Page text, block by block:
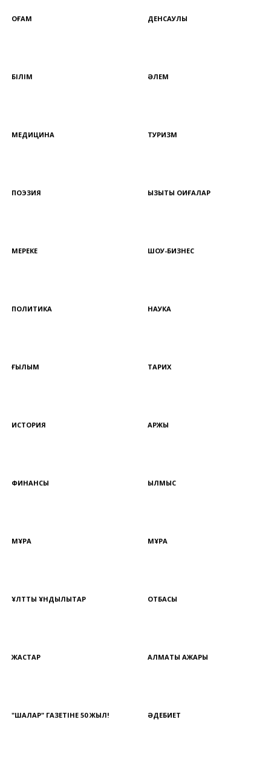
ҚОҒАМ ДЕНСАУЛЫҚ
БІЛІМ ӘЛЕМ
МЕДИЦИНА ТУРИЗМ
ПОЭЗИЯ ҚЫЗЫҚТЫ ОҚИҒАЛАР
МЕРЕКЕ ШОУ-БИЗНЕС
ПОЛИТИКА НАУКА
ҒЫЛЫМ ТАРИХ
ИСТОРИЯ ҚАРЖЫ
ФИНАНСЫ ҚЫЛМЫС
МҰРА МҰРА
ҰЛТТЫҚ ҚҰНДЫЛЫҚТАР ОТБАСЫ
ЖАСТАР АЛМАТЫ АЖАРЫ
"ШАЛҚАР" ГАЗЕТІНЕ 50 ЖЫЛ! ӘДЕБИЕТ